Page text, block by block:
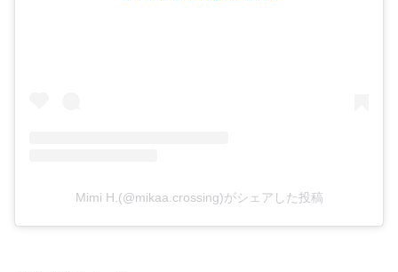
Mimi H.(@mikaa.crossing)がシェアした投稿